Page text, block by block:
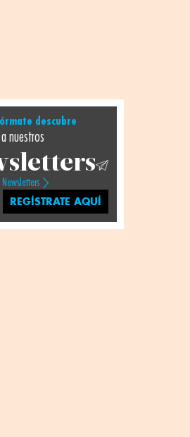
descubre
nuestros
REGÍSTRATE AQUÍ